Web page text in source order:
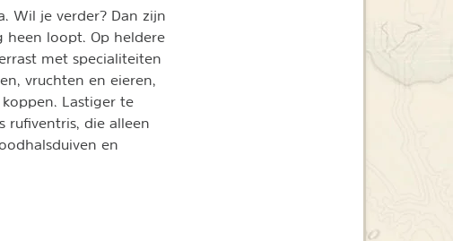
Wil je verder? Dan zijn
heen loopt. Op heldere
met specialiteiten
vruchten en eieren,
Lastiger te
rufiventris, die alleen
en